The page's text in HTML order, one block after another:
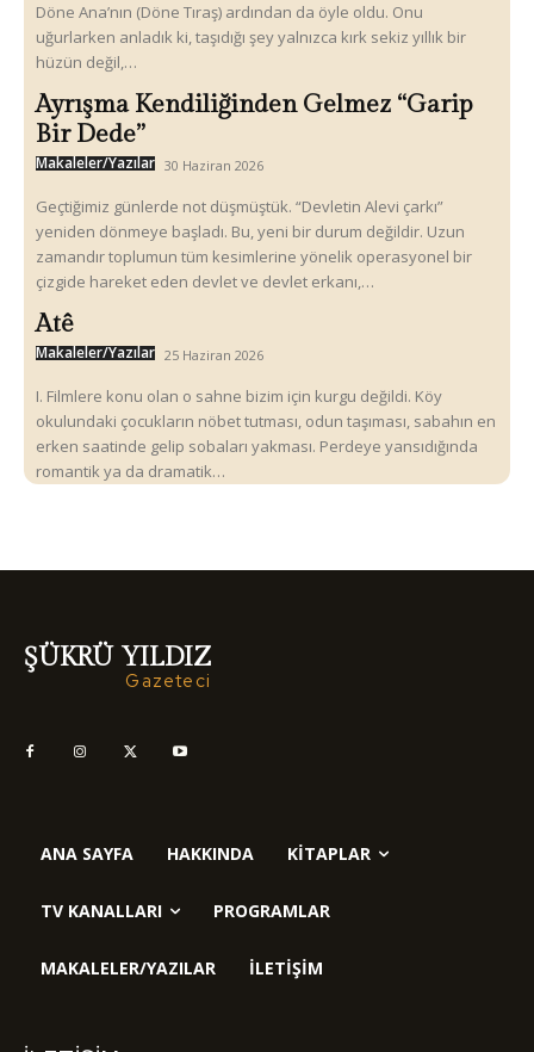
Döne Ana’nın (Döne Tıraş) ardından da öyle oldu. Onu
uğurlarken anladık ki, taşıdığı şey yalnızca kırk sekiz yıllık bir
hüzün değil,…
Ayrışma Kendiliğinden Gelmez “Garip
Bir Dede”
Makaleler/Yazılar 30 Haziran 2026
Geçtiğimiz günlerde not düşmüştük. “Devletin Alevi çarkı”
yeniden dönmeye başladı. Bu, yeni bir durum değildir. Uzun
zamandır toplumun tüm kesimlerine yönelik operasyonel bir
çizgide hareket eden devlet ve devlet erkanı,…
Atê
Makaleler/Yazılar 25 Haziran 2026
I. Filmlere konu olan o sahne bizim için kurgu değildi. Köy
okulundaki çocukların nöbet tutması, odun taşıması, sabahın en
erken saatinde gelip sobaları yakması. Perdeye yansıdığında
romantik ya da dramatik…
ŞÜKRÜ YILDIZ
Gazeteci
ANA SAYFA HAKKINDA KITAPLAR
TV KANALLARI PROGRAMLAR
MAKALELER/YAZILAR İLETIŞIM